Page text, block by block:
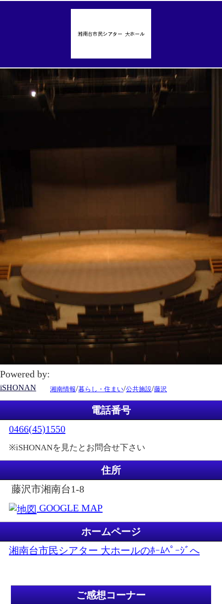
Powered by:
iSHONAN 湘南情報/暮らし・住まい/公共施設/藤沢
電話番号
0466(45)1550
※iSHONANを見たとお問合せ下さい
住所
藤沢市湘南台1-8
GOOGLE MAP
ホームページ
湘南台市民シアター 大ホールのﾎｰﾑﾍﾟｰｼﾞへ
ご感想コーナー